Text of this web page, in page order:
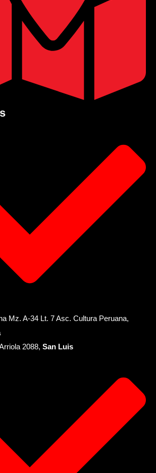
Mz. A-34 Lt. 7 Asc. Cultura Peruana,
2088, San Luis